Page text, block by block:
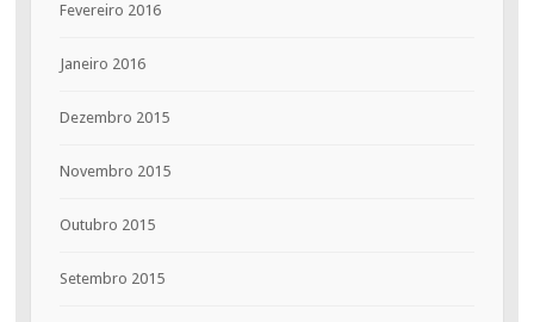
Fevereiro 2016
Janeiro 2016
Dezembro 2015
Novembro 2015
Outubro 2015
Setembro 2015